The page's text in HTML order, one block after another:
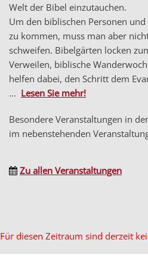
Welt der Bibel einzutauchen.
Um den biblischen Personen
zu kommen, muss man aber
schweifen. Bibelgärten locken
Verweilen, biblische
helfen dabei, den Schritt dem
... Lesen Sie mehr!
Besondere Veranstaltungen in
im nebenstehenden
Zu allen Veranstaltungen
Für diesen Zeitraum sind derzeit